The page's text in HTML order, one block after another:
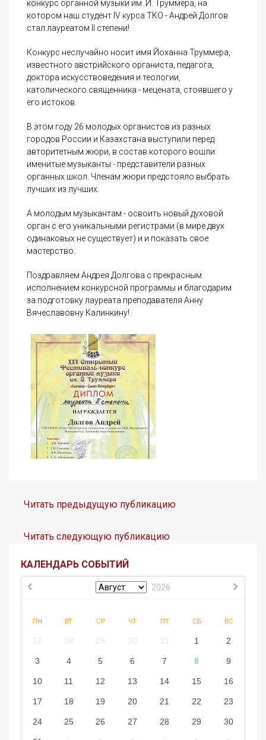
конкурс органной музыки им. Й. Труммера, на
котором наш студент IV курса ТКО - Андрей Долгов
стал лауреатом II степени!
Конкурс неслучайно носит имя Йоханна Труммера,
известного австрийского органиста, педагога,
доктора искусствоведения и теологии,
католического священника - мецената, стоявшего у
его истоков.
В этом году 26 молодых органистов из разных
городов России и Казахстана выступили перед
авторитетным жюри, в состав которого вошли
именитые музыканты - представители разных
органных школ. Членам жюри предстояло выбрать
лучших из лучших.
А молодым музыкантам - освоить новый духовой
орган с его уникальными регистрами (в мире двух
одинаковых не существует) и и показать свое
мастерство.
Поздравляем Андрея Долгова с прекрасным
исполнением конкурсной программы и благодарим
за подготовку лауреата преподавателя Анну
Вячеславовну Калинкину!
Читать предыдущую публикацию
Читать следующую публикацию
КАЛЕНДАРЬ СОБЫТИЙ
2026
ПН ВТ СР ЧТ ПТ СБ ВС
27 28 29 30 31 1 2
3 4 5 6 7 8 9
10 11 12 13 14 15 16
17 18 19 20 21 22 23
24 25 26 27 28 29 30